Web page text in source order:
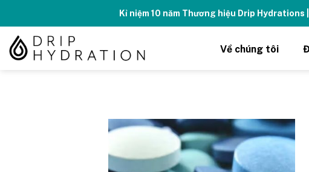
content
Kỉ niệm 10 năm Thương hiệu Drip Hydrations
Về chúng tôi